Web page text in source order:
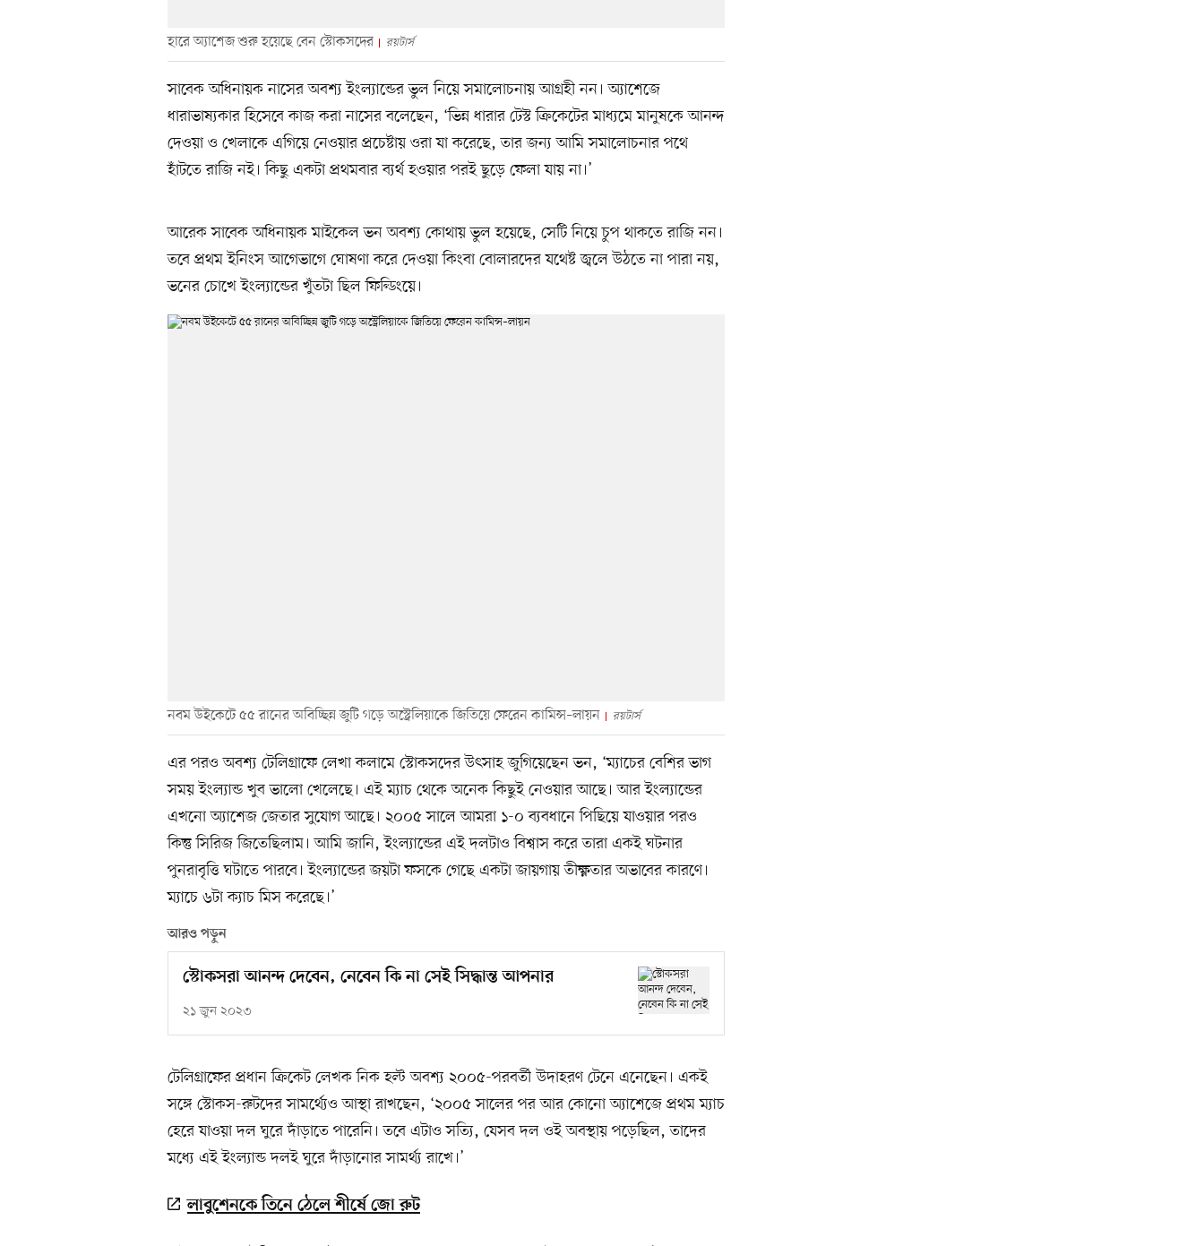
হারে অ্যাশেজ শুরু হয়েছে বেন স্টোকসদের রয়টার্স
সাবেক অধিনায়ক নাসের অবশ্য ইংল্যান্ডের ভুল নিয়ে সমালোচনায় আগ্রহী নন। অ্যাশেজে
ধারাভাষ্যকার হিসেবে কাজ করা নাসের বলেছেন, ‘ভিন্ন ধারার টেস্ট ক্রিকেটের মাধ্যমে মানুষকে আনন্দ
দেওয়া ও খেলাকে এগিয়ে নেওয়ার প্রচেষ্টায় ওরা যা করেছে, তার জন্য আমি সমালোচনার পথে
হাঁটতে রাজি নই। কিছু একটা প্রথমবার ব্যর্থ হওয়ার পরই ছুড়ে ফেলা যায় না।’
আরেক সাবেক অধিনায়ক মাইকেল ভন অবশ্য কোথায় ভুল হয়েছে, সেটি নিয়ে চুপ থাকতে রাজি নন।
তবে প্রথম ইনিংস আগেভাগে ঘোষণা করে দেওয়া কিংবা বোলারদের যথেষ্ট জ্বলে উঠতে না পারা নয়,
ভনের চোখে ইংল্যান্ডের খুঁতটা ছিল ফিল্ডিংয়ে।
নবম উইকেটে ৫৫ রানের অবিচ্ছিন্ন জুটি গড়ে অস্ট্রেলিয়াকে জিতিয়ে ফেরেন কামিন্স–লায়ন রয়টার্স
এর পরও অবশ্য টেলিগ্রাফে লেখা কলামে স্টোকসদের উৎসাহ জুগিয়েছেন ভন, ‘ম্যাচের বেশির ভাগ
সময় ইংল্যান্ড খুব ভালো খেলেছে। এই ম্যাচ থেকে অনেক কিছুই নেওয়ার আছে। আর ইংল্যান্ডের
এখনো অ্যাশেজ জেতার সুযোগ আছে। ২০০৫ সালে আমরা ১-০ ব্যবধানে পিছিয়ে যাওয়ার পরও
কিন্তু সিরিজ জিতেছিলাম। আমি জানি, ইংল্যান্ডের এই দলটাও বিশ্বাস করে তারা একই ঘটনার
পুনরাবৃত্তি ঘটাতে পারবে। ইংল্যান্ডের জয়টা ফসকে গেছে একটা জায়গায় তীক্ষ্ণতার অভাবের কারণে।
ম্যাচে ৬টা ক্যাচ মিস করেছে।’
আরও পড়ুন
স্টোকসরা আনন্দ দেবেন, নেবেন কি না সেই সিদ্ধান্ত আপনার
২১ জুন ২০২৩
টেলিগ্রাফের প্রধান ক্রিকেট লেখক নিক হল্ট অবশ্য ২০০৫-পরবর্তী উদাহরণ টেনে এনেছেন। একই
সঙ্গে স্টোকস-রুটদের সামর্থ্যেও আস্থা রাখছেন, ‘২০০৫ সালের পর আর কোনো অ্যাশেজে প্রথম ম্যাচ
হেরে যাওয়া দল ঘুরে দাঁড়াতে পারেনি। তবে এটাও সত্যি, যেসব দল ওই অবস্থায় পড়েছিল, তাদের
মধ্যে এই ইংল্যান্ড দলই ঘুরে দাঁড়ানোর সামর্থ্য রাখে।’
লাবুশেনকে তিনে ঠেলে শীর্ষে জো রুট